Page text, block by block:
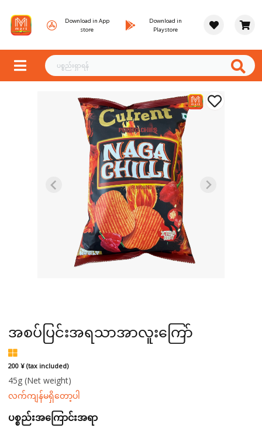
Download in App
store
Download in
Playstore
အစပ်ပြင်းအရသာအာလူးကြော်
200 ¥ (tax included)
45g (Net weight)
လက်ကျန်မရှိတော့ပါ
ပစ္စည်းအကြောင်းအရာ